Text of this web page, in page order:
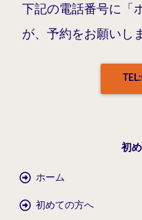
下記の電話番号に「
が、予約をお願いし
初
ホーム
初めての方へ